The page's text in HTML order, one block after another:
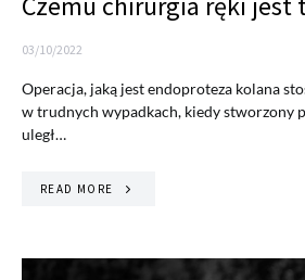
03/10/2022
Operacja, jaką jest endoproteza kolana
w trudnych wypadkach, kiedy stworzony
uległ…
READ MORE